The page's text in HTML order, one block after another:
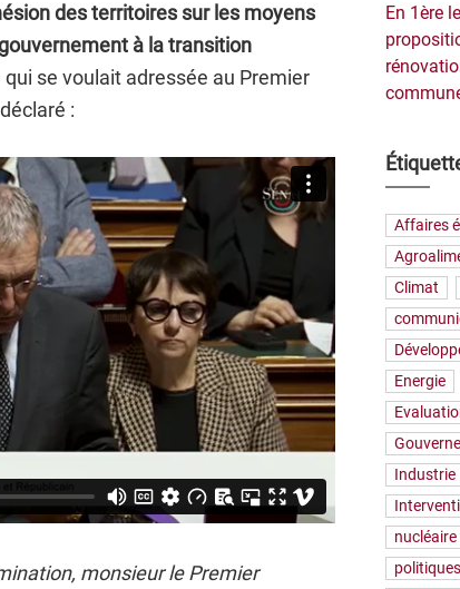
des territoires sur les moyens
à la transition
se voulait adressée au Premier
:
monsieur le Premier
En 1ère
Affaires
Climat
Energie
Industrie
nucléaire